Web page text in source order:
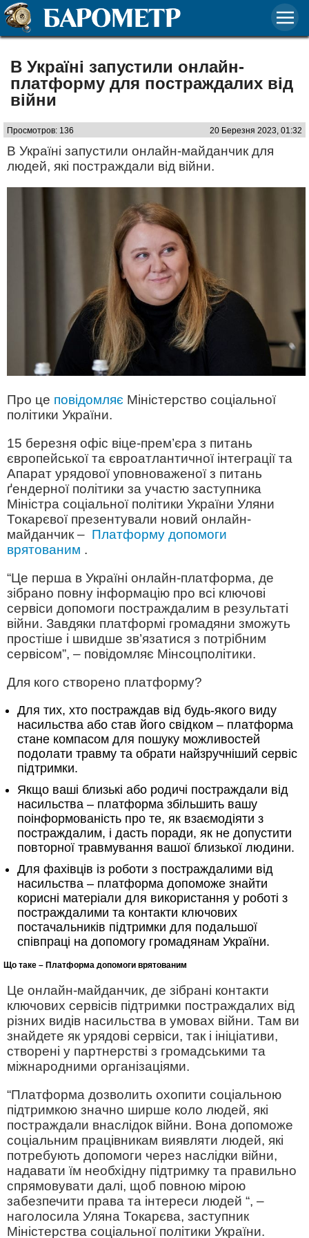
В Україні запустили онлайн-
платформу для постраждалих від
війни
Просмотров: 136 20 Березня 2023, 01:32
В Україні запустили онлайн-майданчик для
людей, які постраждали від війни.
Про це повідомляє Міністерство соціальної
політики України.
15 березня офіс віце-прем’єра з питань
європейської та євроатлантичної інтеграції та
Апарат урядової уповноваженої з питань
ґендерної політики за участю заступника
Міністра соціальної політики України Уляни
Токарєвої презентували новий онлайн-
майданчик – Платформу допомоги
врятованим .
“Це перша в Україні онлайн-платформа, де
зібрано повну інформацію про всі ключові
сервіси допомоги постраждалим в результаті
війни. Завдяки платформі громадяни зможуть
простіше і швидше зв’язатися з потрібним
сервісом”, – повідомляє Мінсоцполітики.
Для кого створено платформу?
Для тих, хто постраждав від будь-якого виду
насильства або став його свідком – платформа
стане компасом для пошуку можливостей
подолати травму та обрати найзручніший сервіс
підтримки.
Якщо ваші близькі або родичі постраждали від
насильства – платформа збільшить вашу
поінформованість про те, як взаємодіяти з
постраждалим, і дасть поради, як не допустити
повторної травмування вашої близької людини.
Для фахівців із роботи з постраждалими від
насильства – платформа допоможе знайти
корисні матеріали для використання у роботі з
постраждалими та контакти ключових
постачальників підтримки для подальшої
співпраці на допомогу громадянам України.
Що таке – Платформа допомоги врятованим
Це онлайн-майданчик, де зібрані контакти
ключових сервісів підтримки постраждалих від
різних видів насильства в умовах війни. Там ви
знайдете як урядові сервіси, так і ініціативи,
створені у партнерстві з громадськими та
міжнародними організаціями.
“Платформа дозволить охопити соціальною
підтримкою значно ширше коло людей, які
постраждали внаслідок війни. Вона допоможе
соціальним працівникам виявляти людей, які
потребують допомоги через наслідки війни,
надавати їм необхідну підтримку та правильно
спрямовувати далі, щоб повною мірою
забезпечити права та інтереси людей “, –
наголосила Уляна Токарєва, заступник
Міністерства соціальної політики України.